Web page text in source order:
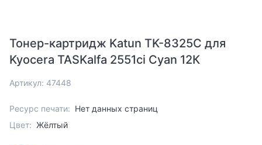
Тонер-картридж Katun TK-8325C для
Kyocera TASKalfa 2551ci Cyan 12К
Артикул: 47448
Ресурс печати: Нет данных страниц
Цвет: Жёлтый